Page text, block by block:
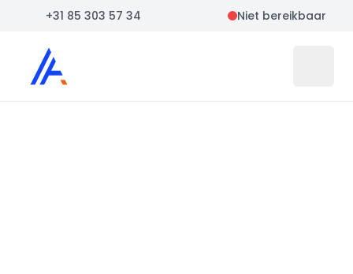
+31 85 303 57 34 Niet bereikbaar
Auto Atlas